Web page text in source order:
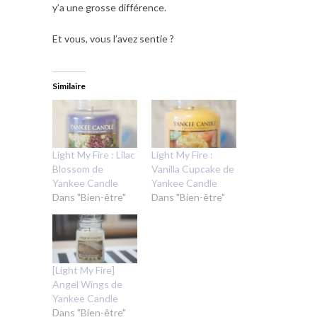
y’a une grosse différence.
Et vous, vous l’avez sentie ?
Similaire
Light My Fire : Lilac
Blossom de
Yankee Candle
Dans "Bien-être"
Light My Fire :
Vanilla Cupcake de
Yankee Candle
Dans "Bien-être"
[Light My Fire]
Angel Wings de
Yankee Candle
Dans "Bien-être"